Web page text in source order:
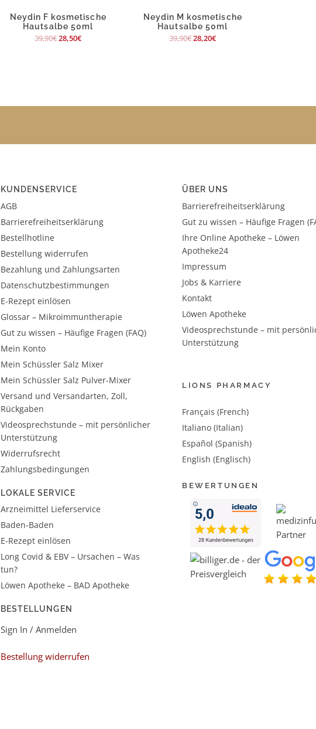
Neydin F kosmetische
Hautsalbe 50ml
39,90€28,50€
Neydin M kosmetische
Hautsalbe 50ml
39,90€28,20€
KUNDENSERVICE
AGB
Barrierefreiheitserklärung
Bestellhotline
Bestellung widerrufen
Bezahlung und Zahlungsarten
Datenschutzbestimmungen
E-Rezept einlösen
Glossar – Mikroimmuntherapie
Gut zu wissen – Häufige Fragen (FAQ)
Mein Konto
Mein Schüssler Salz Mixer
Mein Schüssler Salz Pulver-Mixer
Versand und Versandarten, Zoll,
Rückgaben
Videosprechstunde – mit persönlicher
Unterstützung
Widerrufsrecht
Zahlungsbedingungen
LOKALE SERVICE
Arzneimittel Lieferservice
Baden-Baden
E-Rezept einlösen
Long Covid & EBV – Ursachen – Was
tun?
Löwen Apotheke – BAD Apotheke
BESTELLUNGEN
Sign In / Anmelden
Bestellung widerrufen
ÜBER UNS
Barrierefreiheitserklärung
Gut zu wissen – Häufige Fragen
Ihre Online Apotheke – Löwen
Apotheke24
Impressum
Jobs & Karriere
Kontakt
Löwen Apotheke
Videosprechstunde – mit
Unterstützung
LIONS PHARMACY
Français (French)
Italiano (Italian)
Español (Spanish)
English (Englisch)
BEWERTUNGEN